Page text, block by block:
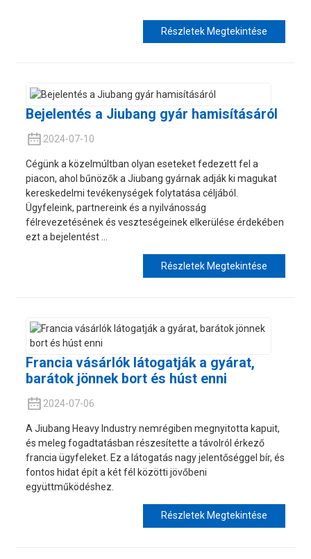
Részletek Megtekintése
Bejelentés a Jiubang gyár hamisításáról
2024-07-10
Cégünk a közelmúltban olyan eseteket fedezett fel a
piacon, ahol bűnözők a Jiubang gyárnak adják ki magukat
kereskedelmi tevékenységek folytatása céljából.
Ügyfeleink, partnereink és a nyilvánosság
félrevezetésének és veszteségeinek elkerülése érdekében
ezt a bejelentést ...
Részletek Megtekintése
Francia vásárlók látogatják a gyárat,
barátok jönnek bort és húst enni
2024-07-06
A Jiubang Heavy Industry nemrégiben megnyitotta kapuit,
és meleg fogadtatásban részesítette a távolról érkező
francia ügyfeleket. Ez a látogatás nagy jelentőséggel bír, és
fontos hidat épít a két fél közötti jövőbeni
együttműködéshez.
Részletek Megtekintése